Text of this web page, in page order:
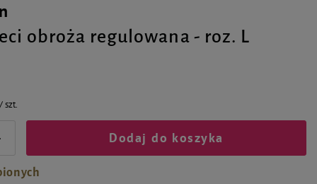
obroża regulowana - roz. L
szt.
Dodaj do koszyka